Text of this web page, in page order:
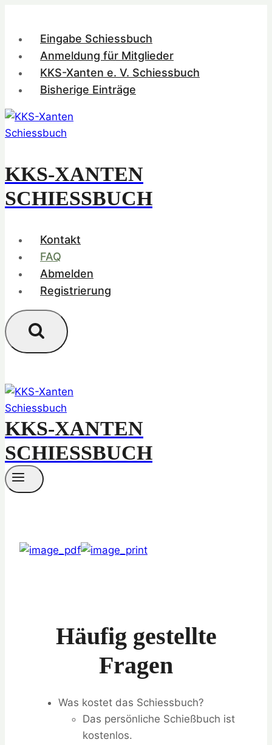
springenEingabe Schiessbuch
Anmeldung für Mitglieder
KKS-Xanten e. V. Schiessbuch
Bisherige Einträge
KKS-XANTEN
SCHIESSBUCH
Kontakt
FAQ
Abmelden
Registrierung
KKS-XANTEN
SCHIESSBUCH
Häufig gestellte
Fragen
Was kostet das Schiessbuch?
Das persönliche Schießbuch ist
kostenlos.